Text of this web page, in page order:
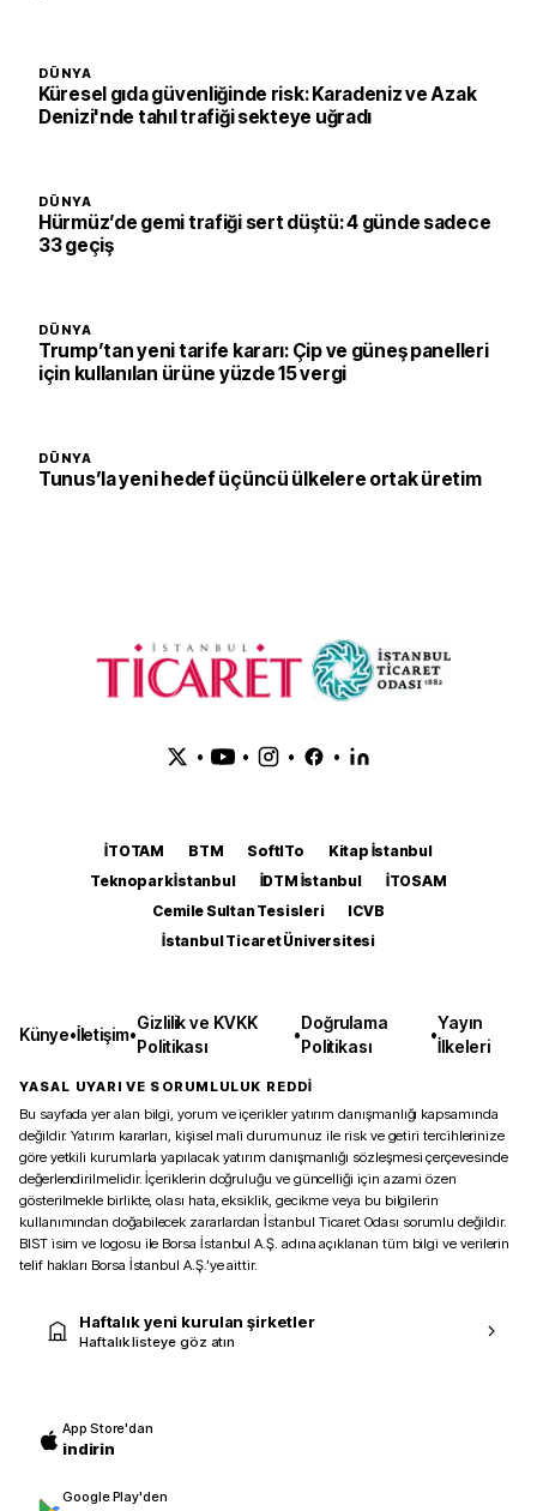
DÜNYA
Küresel gıda güvenliğinde risk: Karadeniz ve Azak
Denizi'nde tahıl trafiği sekteye uğradı
DÜNYA
Hürmüz’de gemi trafiği sert düştü: 4 günde sadece
33 geçiş
DÜNYA
Trump’tan yeni tarife kararı: Çip ve güneş panelleri
için kullanılan ürüne yüzde 15 vergi
DÜNYA
Tunus’la yeni hedef üçüncü ülkelere ortak üretim
• • • •
İTOTAM BTM SoftITo
Kitap İstanbul
Teknopark İstanbul
İDTM İstanbul
İTOSAM
Cemile Sultan Tesisleri
ICVB
İstanbul Ticaret Üniversitesi
Künye•İletişim•
Gizlilik ve KVKK
Politikası
•
Doğrulama
Politikası
•
Yayın
İlkeleri
YASAL UYARI VE SORUMLULUK REDDİ
Bu sayfada yer alan bilgi, yorum ve içerikler yatırım danışmanlığı kapsamında
değildir. Yatırım kararları, kişisel mali durumunuz ile risk ve getiri tercihlerinize
göre yetkili kurumlarla yapılacak yatırım danışmanlığı sözleşmesi çerçevesinde
değerlendirilmelidir. İçeriklerin doğruluğu ve güncelliği için azami özen
gösterilmekle birlikte, olası hata, eksiklik, gecikme veya bu bilgilerin
kullanımından doğabilecek zararlardan İstanbul Ticaret Odası sorumlu değildir.
BIST isim ve logosu ile Borsa İstanbul A.Ş. adına açıklanan tüm bilgi ve verilerin
telif hakları Borsa İstanbul A.Ş.’ye aittir.
Haftalık yeni kurulan şirketler
Haftalık listeye göz atın
App Store'dan
indirin
Google Play'den